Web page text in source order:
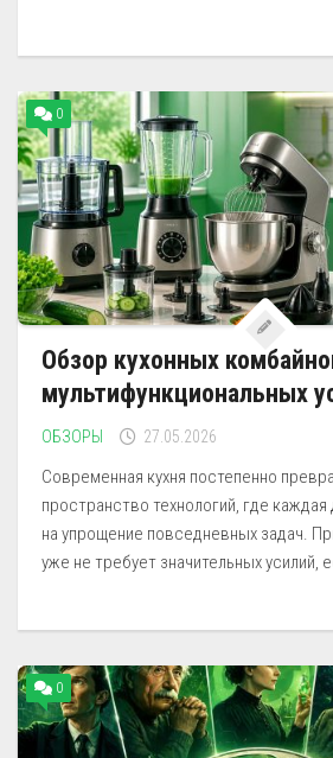
0
Обзор кухонных
мультифункциональных
ОБЗОРЫ 27.05.2026
Современная кухня постепенно
пространство технологий, где каждая
на упрощение повседневных задач.
уже не требует значительных усилий,
0